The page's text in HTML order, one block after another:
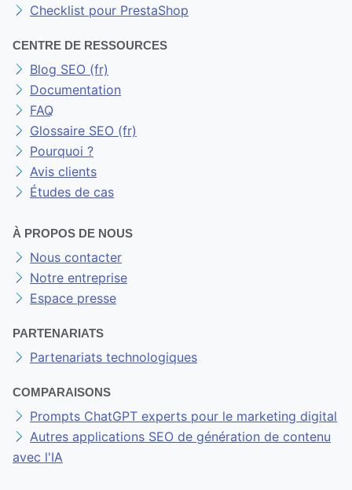
Checklist pour PrestaShop
CENTRE DE RESSOURCES
Blog SEO (fr)
Documentation
FAQ
Glossaire SEO (fr)
Pourquoi ?
Avis clients
Études de cas
À PROPOS DE NOUS
Nous contacter
Notre entreprise
Espace presse
PARTENARIATS
Partenariats technologiques
COMPARAISONS
Prompts ChatGPT experts pour le marketing digital
Autres applications SEO de génération de contenu
avec l'IA